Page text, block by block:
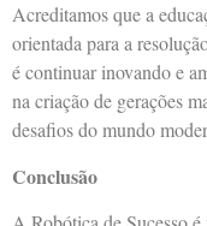
Acreditamos que a
orientada para a
é continuar inovando e
na criação de gerações
desafios do mundo
Conclusão